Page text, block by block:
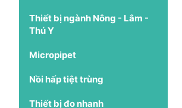
Thiết bị ngành Nông - Lâm -
Thú Y
Micropipet
Nồi hấp tiệt trùng
Thiết bị đo nhanh